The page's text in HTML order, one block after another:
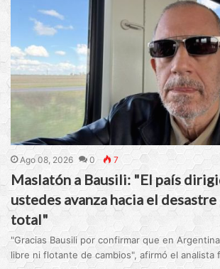
Ago 08, 2026 0 7
Maslatón a Bausili: "El país
ustedes avanza hacia el
total"
"Gracias Bausili por confirmar que en
libre ni flotante de cambios", afirmó el analista